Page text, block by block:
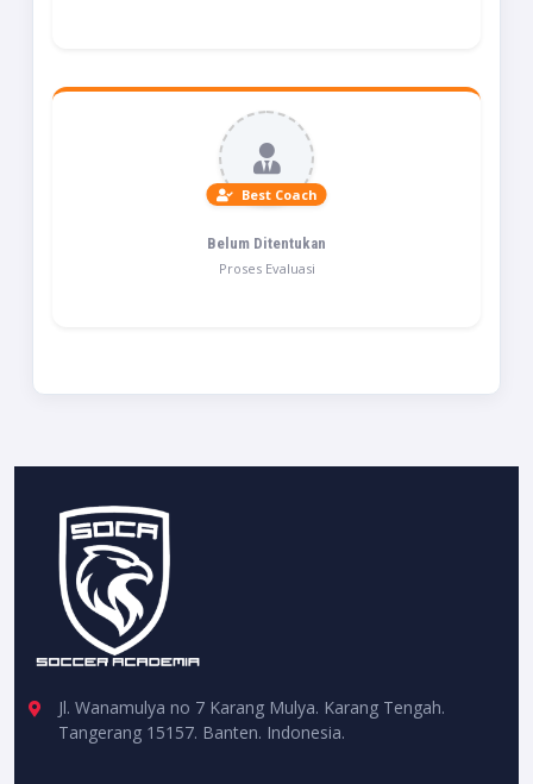
Best Coach
Belum Ditentukan
Proses Evaluasi
Jl. Wanamulya no 7 Karang Mulya. Karang Tengah.
Tangerang 15157. Banten. Indonesia.